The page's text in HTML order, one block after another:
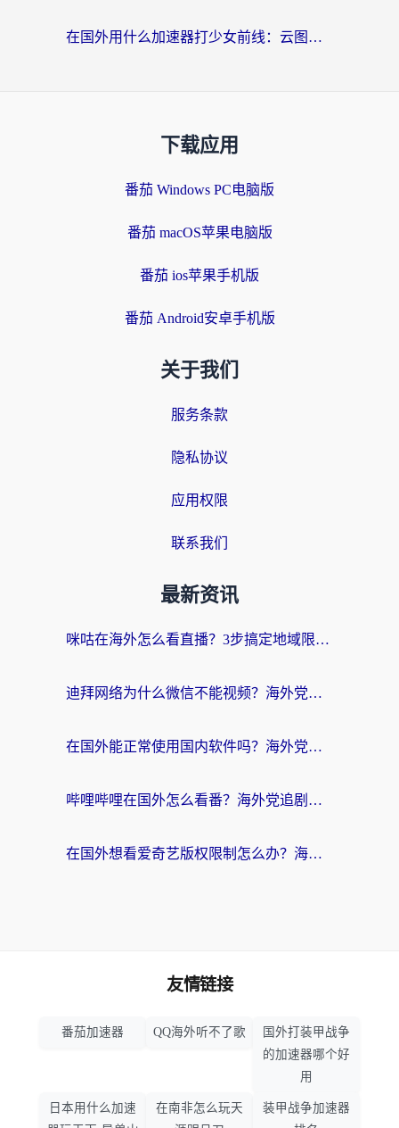
在国外用什么加速器打少女前线：云图计划不卡？一个老玩家的掏心分享
下载应用
番茄 Windows PC电脑版
番茄 macOS苹果电脑版
番茄 ios苹果手机版
番茄 Android安卓手机版
关于我们
服务条款
隐私协议
应用权限
联系我们
最新资讯
咪咕在海外怎么看直播？3步搞定地域限制，还能畅看腾讯视频与国内热剧
迪拜网络为什么微信不能视频？海外党必看的回国加速全攻略
在国外能正常使用国内软件吗？海外党亲测有效的无缝访问指南
哔哩哔哩在国外怎么看番？海外党追剧看片的终极解决方案
在国外想看爱奇艺版权限制怎么办？海外华人必看的追剧自由指南
友情链接
番茄加速器 QQ海外听不了歌
国外打装甲战争
的加速器哪个好
用
日本用什么加速
在南非怎么玩天
装甲战争加速器